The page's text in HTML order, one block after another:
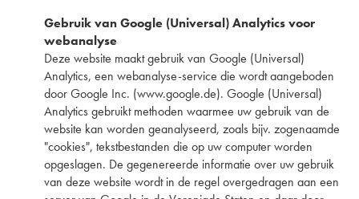
Gebruik van Google (Universal) Analytics voor
webanalyse
Deze website maakt gebruik van Google (Universal)
Analytics, een webanalyse-service die wordt aangeboden
door Google Inc. (www.google.de). Google (Universal)
Analytics gebruikt methoden waarmee uw gebruik van de
website kan worden geanalyseerd, zoals bijv. zogenaamde
"cookies", tekstbestanden die op uw computer worden
opgeslagen. De gegenereerde informatie over uw gebruik
van deze website wordt in de regel overgedragen aan een